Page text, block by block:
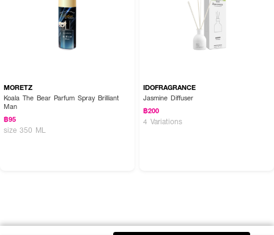
MORETZ
Koala The Bear Parfum Spray Brilliant
Man
฿95
size 350 ML
IDOFRAGRANCE
Jasmine Diffuser
฿200
4 Variations